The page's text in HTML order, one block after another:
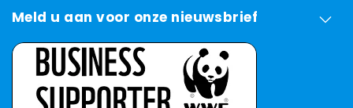
Meld u aan voor onze nieuwsbrief